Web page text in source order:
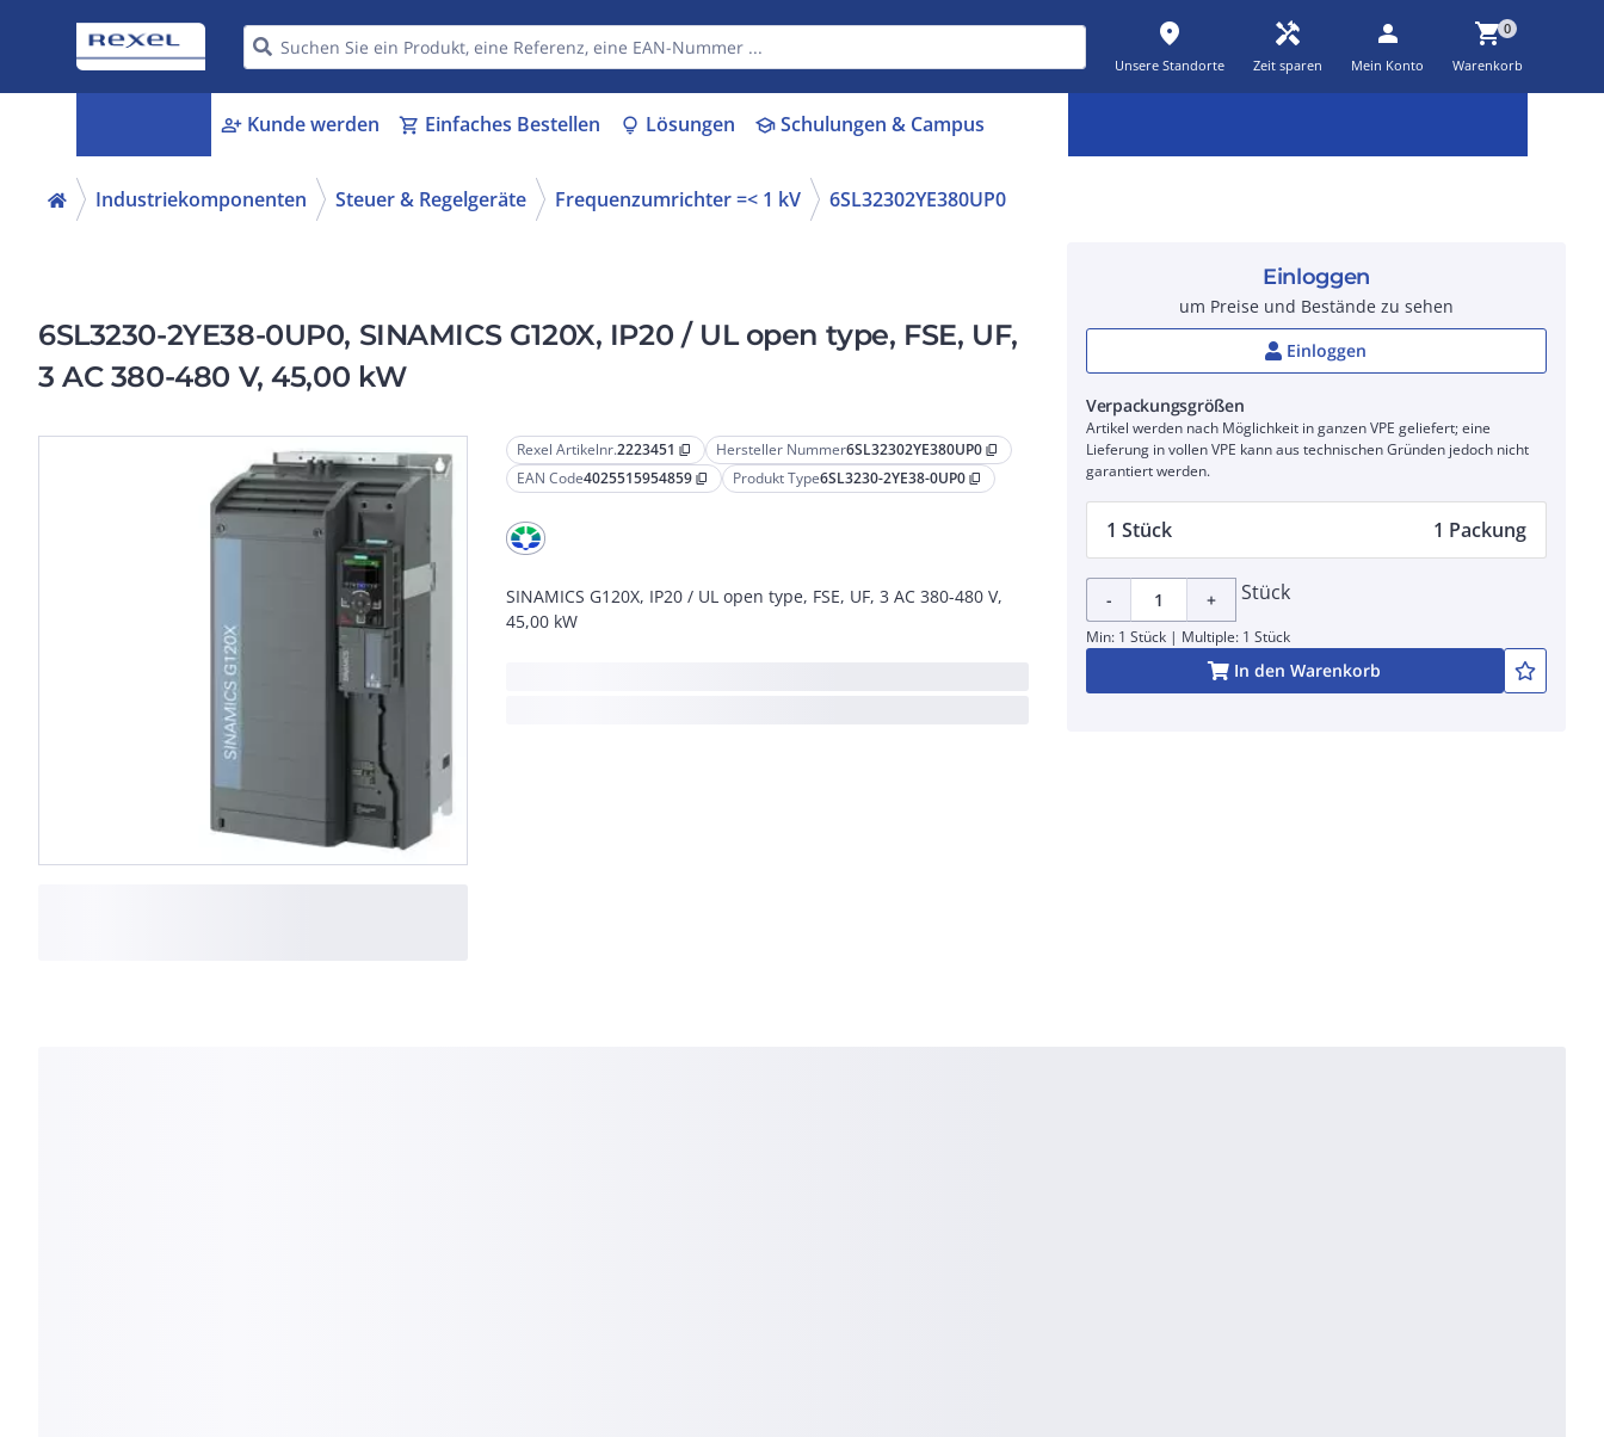
place
Unsere Standorte
handyman
Zeit sparen
person
Mein Konto
shopping_cart0
Warenkorb
person_add Kunde werden shopping_cart Einfaches Bestellen lightbulb Lösungen schoolSchulungen & Campus
Industriekomponenten Steuer & Regelgeräte Frequenzumrichter =< 1 kV 6SL32302YE380UP0
6SL3230-2YE38-0UP0, SINAMICS G120X, IP20 / UL open type, FSE, UF,
3 AC 380-480 V, 45,00 kW
Rexel Artikelnr.2223451 content_copy Hersteller Nummer6SL32302YE380UP0 content_copy
EAN Code4025515954859 content_copy Produkt Type6SL3230-2YE38-0UP0 content_copy
SINAMICS G120X, IP20 / UL open type, FSE, UF, 3 AC 380-480 V,
45,00 kW
Einloggen
um Preise und Bestände zu sehen
Einloggen
Verpackungsgrößen
Artikel werden nach Möglichkeit in ganzen VPE geliefert; eine
Lieferung in vollen VPE kann aus technischen Gründen jedoch nicht
garantiert werden.
1 Stück 1 Packung
- + Stück
Min: 1 Stück | Multiple: 1 Stück
In den Warenkorb